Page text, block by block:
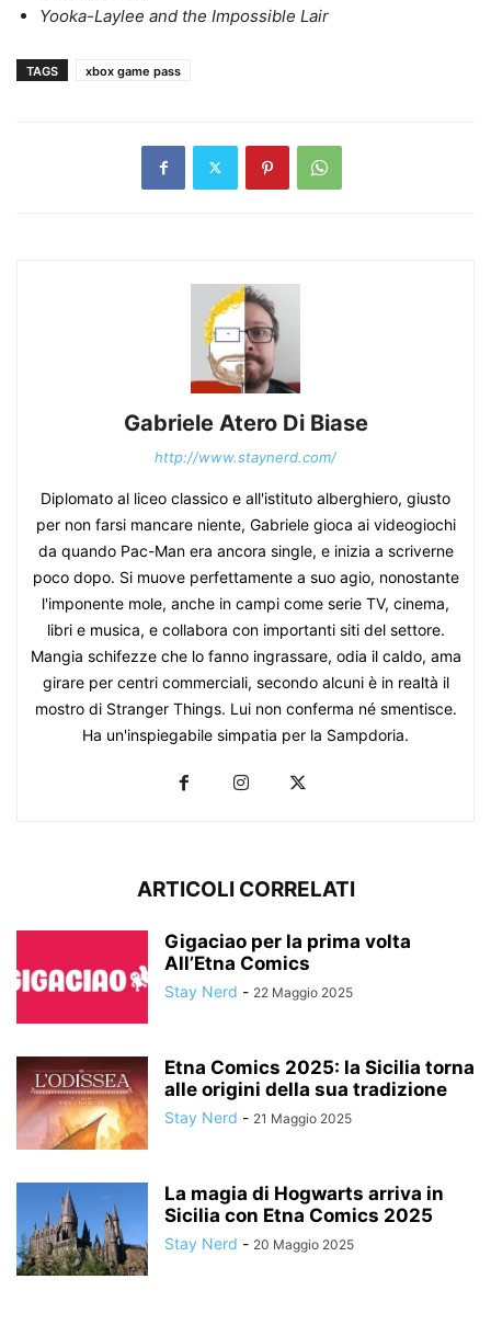
Yooka-Laylee and the Impossible Lair
TAGS xbox game pass
Gabriele Atero Di Biase
http://www.staynerd.com/
Diplomato al liceo classico e all'istituto alberghiero, giusto
per non farsi mancare niente, Gabriele gioca ai videogiochi
da quando Pac-Man era ancora single, e inizia a scriverne
poco dopo. Si muove perfettamente a suo agio, nonostante
l'imponente mole, anche in campi come serie TV, cinema,
libri e musica, e collabora con importanti siti del settore.
Mangia schifezze che lo fanno ingrassare, odia il caldo, ama
girare per centri commerciali, secondo alcuni è in realtà il
mostro di Stranger Things. Lui non conferma né smentisce.
Ha un'inspiegabile simpatia per la Sampdoria.
ARTICOLI CORRELATI
Gigaciao per la prima volta
All’Etna Comics
Stay Nerd - 22 Maggio 2025
Etna Comics 2025: la Sicilia torna
alle origini della sua tradizione
Stay Nerd - 21 Maggio 2025
La magia di Hogwarts arriva in
Sicilia con Etna Comics 2025
Stay Nerd - 20 Maggio 2025